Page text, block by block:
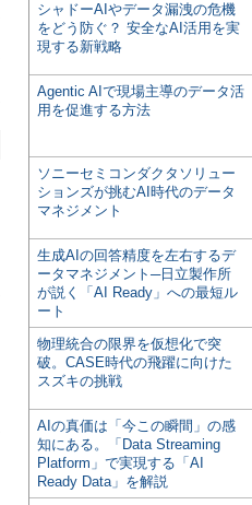
シャドーAIやデータ漏洩の危機
をどう防ぐ？ 安全なAI活用を実
現する新戦略
Agentic AIで現場主導のデータ活
用を促進する方法
ソニーセミコンダクタソリュー
ションズが挑むAI時代のデータ
マネジメント
生成AIの回答精度を左右するデ
ータマネジメント─日立製作所
が説く「AI Ready」への最短ル
ート
物理統合の限界を仮想化で突
破。CASE時代の飛躍に向けた
スズキの挑戦
AIの真価は「今この瞬間」の感
知にある。「Data Streaming
Platform」で実現する「AI
Ready Data」を解説